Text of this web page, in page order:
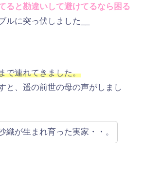
ると勘違いして避けてるなら困る
ルに突っ伏しました__
で連れてきました。
と、遥の前世の母の声がしまし
織が生まれ育った実家・・。